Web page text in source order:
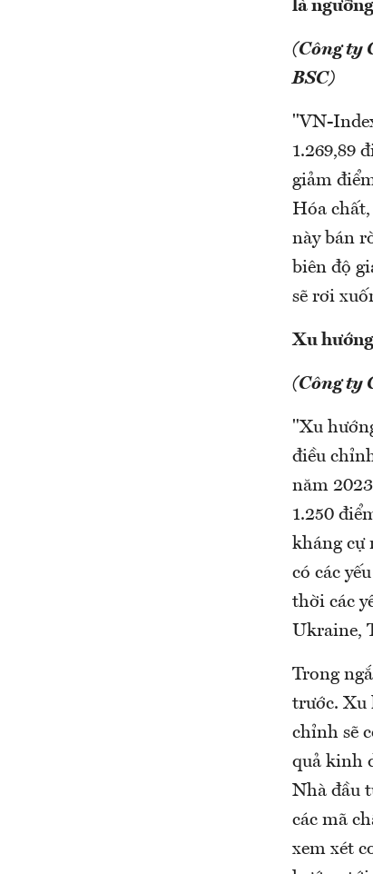
là
(Công ty
BSC)
"VN-
1.269,89
giảm
Hóa
này bán
biên độ
sẽ rơi
Xu
(Công ty
"Xu
điều
năm
1.250
kháng cự
có các
thời các
Ukraine,
Trong
trước. Xu
chỉnh sẽ
quả kinh
Nhà đầu
các mã
xem xét